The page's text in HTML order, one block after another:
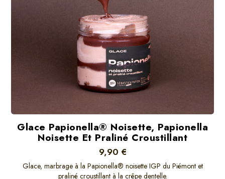
Glace Papionella® Noisette, Papionella
Noisette Et Praliné Croustillant
9,90 €
Glace, marbrage à la Papionella® noisette IGP du Piémont et
praliné croustillant à la crêpe dentelle.